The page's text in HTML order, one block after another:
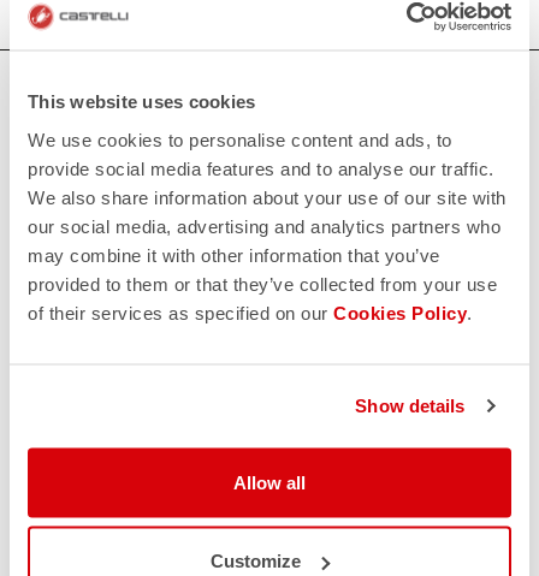
This website uses cookies
We use cookies to personalise content and ads, to
provide social media features and to analyse our traffic.
We also share information about your use of our site with
our social media, advertising and analytics partners who
may combine it with other information that you’ve
provided to them or that they’ve collected from your use
of their services as specified on our Cookies Policy.
Show details
Allow all
Customize
HULP NODIG?
Als je twijfelt of je ondersteuning nodig hebt, maak je geen
zorgen,wij zijn er voor je!
email
NEEM CONTACT MET ONS OP
Heb je een vraag voor ons?
Neem contact op met onze klantenservice
Geen probleem, wij hebben alle antwoorden!